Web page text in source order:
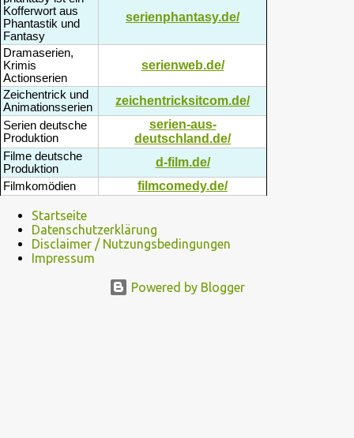
daher auf sie abgefärbt hat. Die Serie wird aus der Perspektive der
Tiere erzählt, die alle verschiedene Probleme haben, die i...
Kofferwort aus
Phantastik und
Fantasy
serienphantasy.de/
Dramaserien,
Krimis
Actionserien
serienweb.de/
Zeichentrick und
Animationsserien
zeichentricksitcom.de/
Serien deutsche
Produktion
serien-aus-
deutschland.de/
Filme deutsche
Produktion
d-film.de/
Filmkomödien filmcomedy.de/
Startseite
Datenschutzerklärung
Disclaimer / Nutzungsbedingungen
Impressum
Powered by Blogger